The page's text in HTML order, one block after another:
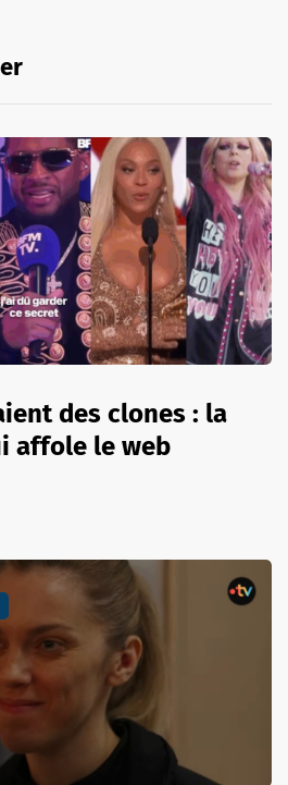
des clones : la
affole le web